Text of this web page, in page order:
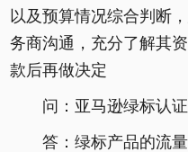
以及预算情况综合判断
务商沟通，充分了解其
款后再做决定
问：亚马逊绿标认
答：绿标产品的流